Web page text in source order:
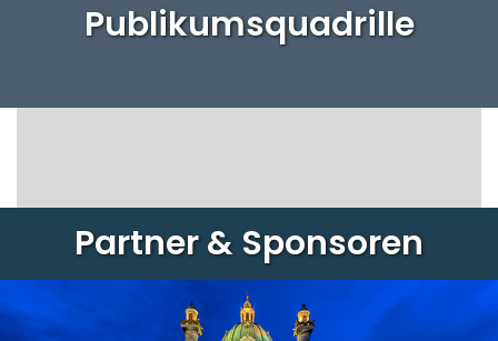
Publikumsquadrille
Partner & Sponsoren